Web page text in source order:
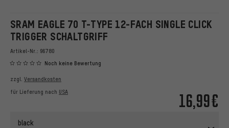
SRAM EAGLE 70 T-TYPE 12-FACH SINGLE CLICK
TRIGGER SCHALTGRIFF
Artikel-Nr.: 96780
Noch keine Bewertung
16,99€
zzgl. Versandkosten
für Lieferung nach USA
black